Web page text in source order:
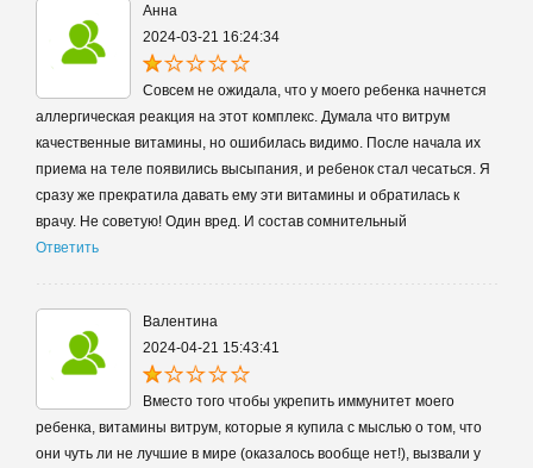
Анна
2024-03-21 16:24:34
Совсем не ожидала, что у моего ребенка начнется
аллергическая реакция на этот комплекс. Думала что витрум
качественные витамины, но ошибилась видимо. После начала их
приема на теле появились высыпания, и ребенок стал чесаться. Я
сразу же прекратила давать ему эти витамины и обратилась к
врачу. Не советую! Один вред. И состав сомнительный
Ответить
Валентина
2024-04-21 15:43:41
Вместо того чтобы укрепить иммунитет моего
ребенка, витамины витрум, которые я купила с мыслью о том, что
они чуть ли не лучшие в мире (оказалось вообще нет!), вызвали у